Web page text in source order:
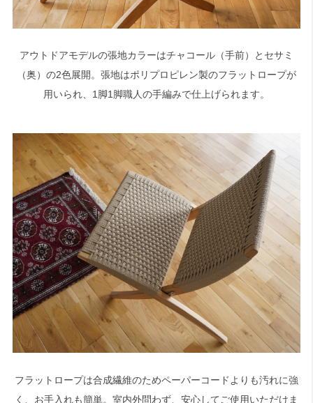
アウトドアモデルの張地カラーはチャコール（手前）とセサミ
（奥）の2色展開。張地はポリプロピレン製のフラットロープが
用いられ、1脚1脚職人の手編みで仕上げられます。
フラットロープは合成繊維のためペーパーコードよりも汚れに強
く、お手入れも簡単。室内外問わず、安心してご使用いただけま